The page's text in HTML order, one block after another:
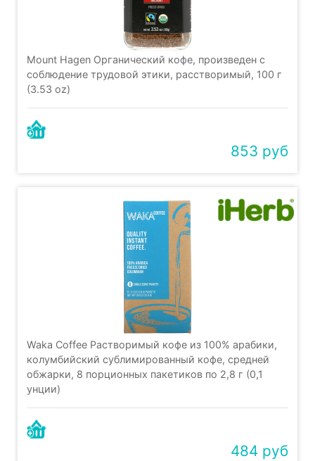
Mount Hagen Органический кофе, произведен с
соблюдение трудовой этики, расстворимый, 100 г
(3.53 oz)
853 руб
Waka Coffee Растворимый кофе из 100% арабики,
колумбийский сублимированный кофе, средней
обжарки, 8 порционных пакетиков по 2,8 г (0,1
унции)
484 руб